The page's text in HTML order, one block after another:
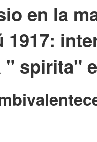
en la
1917:
" spirita"